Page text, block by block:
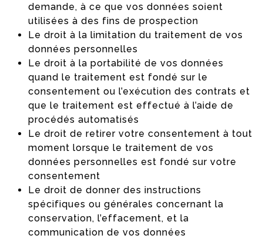
demande, à ce que vos données soient
utilisées à des fins de prospection
Le droit à la limitation du traitement de vos
données personnelles
Le droit à la portabilité de vos données
quand le traitement est fondé sur le
consentement ou l’exécution des contrats et
que le traitement est effectué à l’aide de
procédés automatisés
Le droit de retirer votre consentement à tout
moment lorsque le traitement de vos
données personnelles est fondé sur votre
consentement
Le droit de donner des instructions
spécifiques ou générales concernant la
conservation, l’effacement, et la
communication de vos données